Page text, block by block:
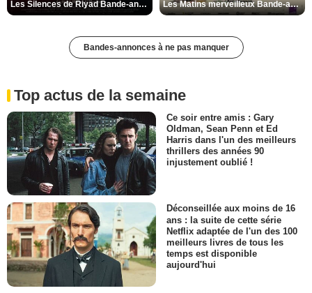
Les Silences de Riyad Bande-annonce VO STFR Les Matins merveilleux Bande-annonce VF
Bandes-annonces à ne pas manquer
Top actus de la semaine
Ce soir entre amis : Gary
Oldman, Sean Penn et Ed
Harris dans l'un des meilleurs
thrillers des années 90
injustement oublié !
Déconseillée aux moins de 16
ans : la suite de cette série
Netflix adaptée de l'un des 100
meilleurs livres de tous les
temps est disponible
aujourd'hui